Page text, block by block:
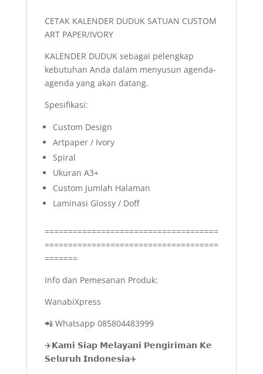
CETAK KALENDER DUDUK SATUAN CUSTOM
ART PAPER/IVORY
KALENDER DUDUK sebagai pelengkap
kebutuhan Anda dalam menyusun agenda-
agenda yang akan datang.
Spesifikasi:
Custom Design
Artpaper / Ivory
Spiral
Ukuran A3+
Custom Jumlah Halaman
Laminasi Glossy / Doff
=====================================
=====================================
=======
Info dan Pemesanan Produk:
WanabiXpress
📲 Whatsapp 085804483999
✈️𝗞𝗮𝗺𝗶 𝗦𝗶𝗮𝗽 𝗠𝗲𝗹𝗮𝘆𝗮𝗻𝗶 𝗣𝗲𝗻𝗴𝗶𝗿𝗶𝗺𝗮𝗻 𝗞𝗲
𝗦𝗲𝗹𝘂𝗿𝘂𝗵 𝗜𝗻𝗱𝗼𝗻𝗲𝘀𝗶𝗮✈️